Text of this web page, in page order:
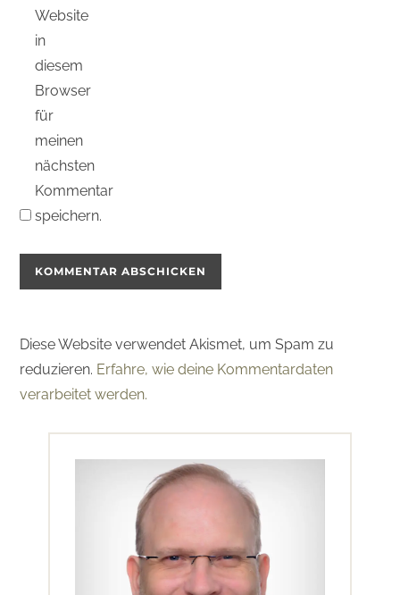
Website
in
diesem
Browser
für
meinen
nächsten
Kommentar
speichern.
Diese Website verwendet Akismet, um Spam zu
reduzieren. Erfahre, wie deine Kommentardaten
verarbeitet werden.